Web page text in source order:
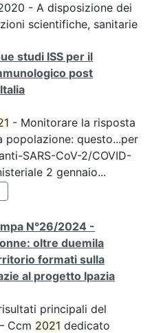
- A disposizione dei
scientifiche, sanitarie
studi ISS per il
post
- Monitorare la risposta
popolazione: questo...per
SARS-CoV-2/COVID-
2 gennaio...
N°26/2024 -
oltre duemila
formati sulla
al progetto Ipazia
principali del
Ccm 2021 dedicato